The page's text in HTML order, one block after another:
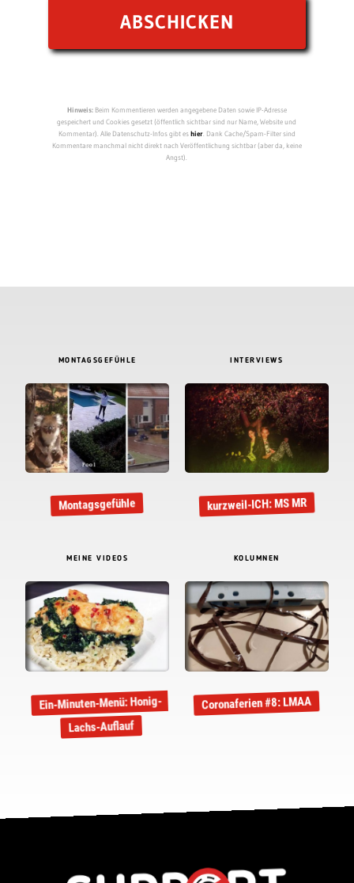
Hinweis:Beim Kommentieren werden angegebene Daten sowie IP-Adresse
gespeichert und Cookies gesetzt (öffentlich sichtbar sind nur Name, Website und
Kommentar). Alle Datenschutz-Infos gibt eshier. Dank Cache/Spam-Filter sind
Kommentare manchmal nicht direkt nach Veröffentlichung sichtbar (aber da, keine
Angst).
MONTAGSGEFÜHLE
Montagsgefühle
INTERVIEWS
kurzweil-ICH: MS MR
MEINE VIDEOS
Ein-Minuten-Menü: Honig-
Lachs-Auflauf
KOLUMNEN
Coronaferien #8: LMAA